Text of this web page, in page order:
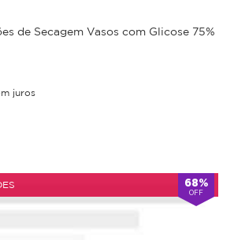
de Secagem Vasos com Glicose 75%
juros
68%
OFF